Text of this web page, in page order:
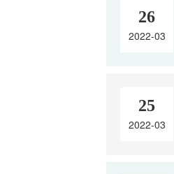
26
2022-03
25
2022-03